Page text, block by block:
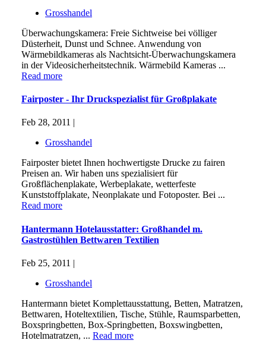
Grosshandel
Überwachungskamera: Freie Sichtweise bei völliger
Düsterheit, Dunst und Schnee. Anwendung von
Wärmebildkameras als Nachtsicht-Überwachungskamera
in der Videosicherheitstechnik. Wärmebild Kameras ...
Read more
Fairposter - Ihr Druckspezialist für Großplakate
Feb 28, 2011 |
Grosshandel
Fairposter bietet Ihnen hochwertigste Drucke zu fairen
Preisen an. Wir haben uns spezialisiert für
Großflächenplakate, Werbeplakate, wetterfeste
Kunststoffplakate, Neonplakate und Fotoposter. Bei ...
Read more
Hantermann Hotelausstatter: Großhandel m.
Gastrostühlen Bettwaren Textilien
Feb 25, 2011 |
Grosshandel
Hantermann bietet Komplettausstattung, Betten, Matratzen,
Bettwaren, Hoteltextilien, Tische, Stühle, Raumsparbetten,
Boxspringbetten, Box-Springbetten, Boxswingbetten,
Hotelmatratzen, ... Read more